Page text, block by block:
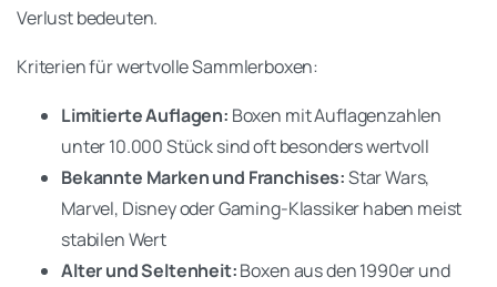
Verlust bedeuten.
Kriterien für wertvolle Sammlerboxen:
Limitierte Auflagen: Boxen mit Auflagenzahlen
unter 10.000 Stück sind oft besonders wertvoll
Bekannte Marken und Franchises:Star Wars,
Marvel, Disney oder Gaming-Klassiker haben meist
stabilen Wert
Alter und Seltenheit:Boxen aus den 1990er und